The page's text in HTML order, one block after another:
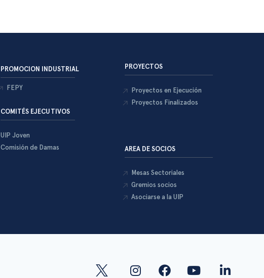
PROMOCION INDUSTRIAL
FEPY
COMITÉS EJECUTIVOS
UIP Joven
Comisión de Damas
PROYECTOS
Proyectos en Ejecución
Proyectos Finalizados
AREA DE SOCIOS
Mesas Sectoriales
Gremios socios
Asociarse a la UIP